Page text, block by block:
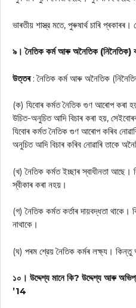
ভাৰতীয় শাস্ত্র মতে, পুৰুষাৰ্থ চাৰি
৯। নৈতিক কর্ম আৰু অনৈতিক (নিনৈতিক)
উত্তৰ: নৈতিক কর্ম আৰু অনৈতিক
(ক) যিবোৰ কৰ্মত নৈতিক গুণ আৰোপ কৰা
উচিত-অনুচিত আদি বিচাৰ কৰা হয়,
যিবোৰ কৰ্মত নৈতিক গুণ আৰোপ কৰিব
অনুচিত আদি বিচাৰ কৰিব নোৱাৰি তাকে
(খ) নৈতিক কর্মত ইচ্ছাৰ স্বাধীনতা আছে।
স্বীকাৰ কৰা নহয়।
(গ) নৈতিক কর্মত কর্তাৰ দায়বদ্ধতা থাকে।
নাথাকে।
(ঘ) পৰম শ্রেয় নৈতিক কর্মৰ লক্ষ্য। কিন্তু
১০। উদ্দেশ্য মানে কি? উদ্দেশ্য আৰু
’14